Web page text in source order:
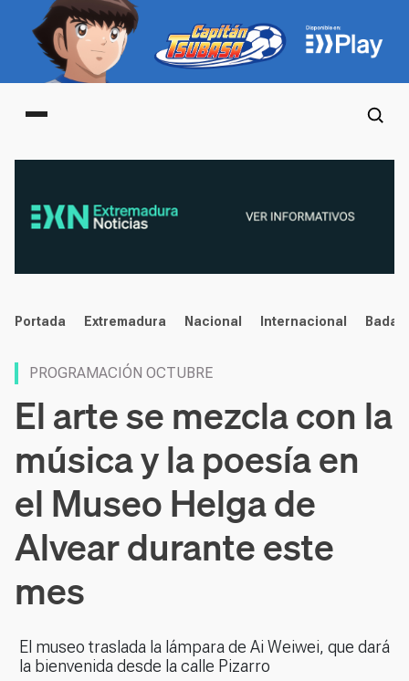
Main menu
noticias
Portada Extremadura Nacional Internacional
PROGRAMACIÓN OCTUBRE
El arte se mezcla con la
música y la poesía en
el Museo Helga de
Alvear durante este
mes
El museo traslada la lámpara de Ai Weiwei, que dará
la bienvenida desde la calle Pizarro